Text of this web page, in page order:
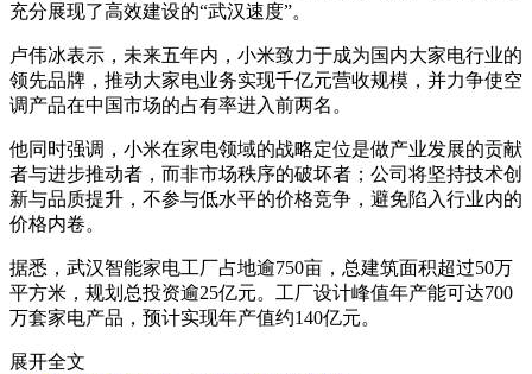
充分展现了高效建设的“武汉速度”。
卢伟冰表示，未来五年内，小米致力于成为国内大家电行业的
领先品牌，推动大家电业务实现千亿元营收规模，并力争使空
调产品在中国市场的占有率进入前两名。
他同时强调，小米在家电领域的战略定位是做产业发展的贡献
者与进步推动者，而非市场秩序的破坏者；公司将坚持技术创
新与品质提升，不参与低水平的价格竞争，避免陷入行业内的
价格内卷。
据悉，武汉智能家电工厂占地逾750亩，总建筑面积超过50万
平方米，规划总投资逾25亿元。工厂设计峰值年产能可达700
万套家电产品，预计实现年产值约140亿元。
展开全文